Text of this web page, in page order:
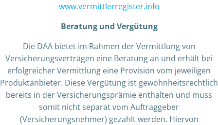
www.vermittlerregister.info
Beratung und Vergütung
Die DAA bietet im Rahmen der Vermittlung von
Versicherungsverträgen eine Beratung an und erhält bei
erfolgreicher Vermittlung eine Provision vom jeweiligen
Produktanbieter. Diese Vergütung ist gewohnheitsrechtlich
bereits in der Versicherungsprämie enthalten und muss
somit nicht separat vom Auftraggeber
(Versicherungsnehmer) gezahlt werden. Hiervon